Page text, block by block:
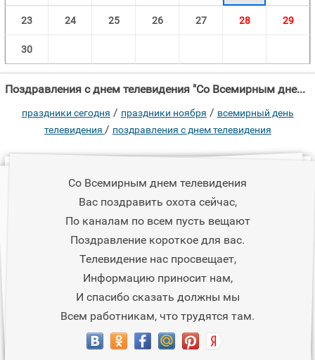
23 24 25 26 27 28 29
30
Поздравления с днем телевидения "Со Всемирным днем телевидения Вас поздравить охота сейчас, По каналам по всем"
праздники сегодня / праздники ноября / всемирный день
телевидения / поздравления с днем телевидения
Со Всемирным днем телевидения
Вас поздравить охота сейчас,
По каналам по всем пусть вещают
Поздравление короткое для вас.
Телевидение нас просвещает,
Информацию приносит нам,
И спасибо сказать должны мы
Всем работникам, что трудятся там.